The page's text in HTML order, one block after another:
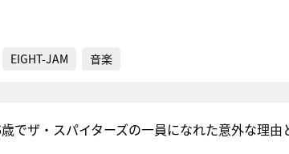
EIGHT-JAM 音楽
でザ・スパイターズの一員になれた意外な理由